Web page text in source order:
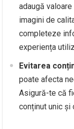
adaugă
imagini de
completeze
experiența
Evitarea
poate afecta
Asigură-te că
conținut unic și